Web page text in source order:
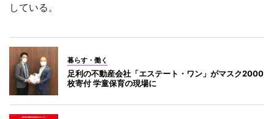
している。
暮らす・働く
足利の不動産会社「エステート・ワン」がマスク2000
枚寄付 学童保育の現場に